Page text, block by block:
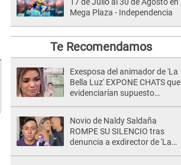
Mega Plaza - Independencia
Te Recomendamos
Exesposa del animador de 'La
Bella Luz' EXPONE CHATS que
evidenciarían supuesto
Novio de Naldy Saldaña
ROMPE SU SILENCIO tras
denuncia a exdirector de 'La